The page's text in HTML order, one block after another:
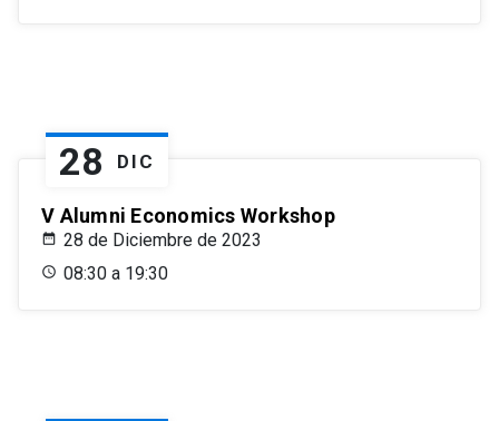
28 DIC
V Alumni Economics Workshop
28 de Diciembre de 2023
08:30 a 19:30